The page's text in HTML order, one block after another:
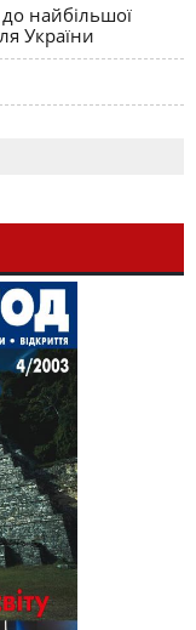
найбільшої
України